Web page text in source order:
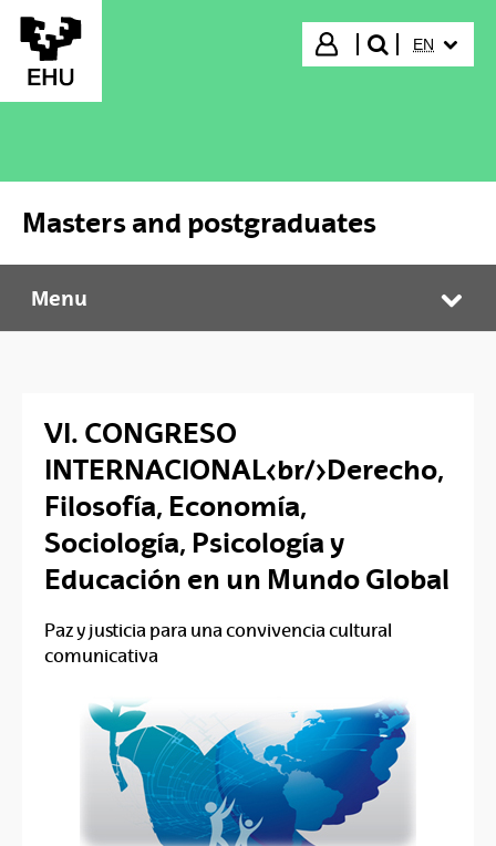
Skip to Main Content
Login
search"
EN
Masters and postgraduates
Masters and postgraduates
Menu
VI. CONGRESO
INTERNACIONAL<br/>Derecho,
Filosofía, Economía,
Sociología, Psicología y
Educación en un Mundo Global
Paz y justicia para una convivencia cultural
comunicativa